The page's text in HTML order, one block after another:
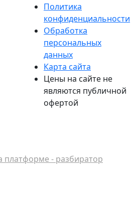
Политика
конфиденциальности
Обработка
персональных
данных
Карта сайта
Цены на сайте не
являются публичной
офертой
платформе - разбиратор